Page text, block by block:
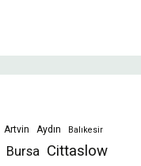
Artvin Aydın Balıkesir
Bursa Cittaslow